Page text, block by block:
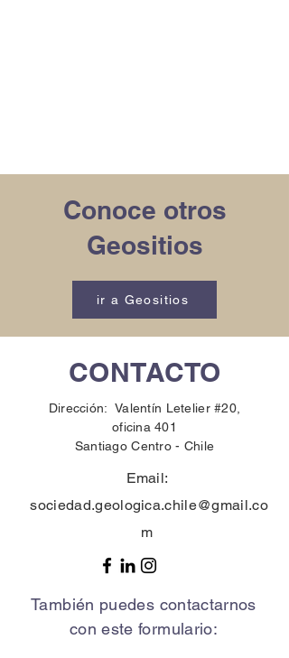
Conoce otros
Geositios
ir a Geositios
CONTACTO
Dirección: Valentín Letelier #20,
oficina 401
Santiago Centro - Chile
Email:
sociedad.geologica.chile@gmail.co
m
También puedes contactarnos
con este formulario: